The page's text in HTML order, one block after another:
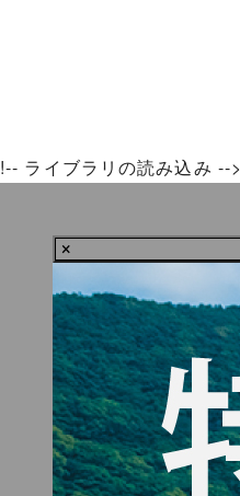
!-- ライブラリの読み込み -->
×